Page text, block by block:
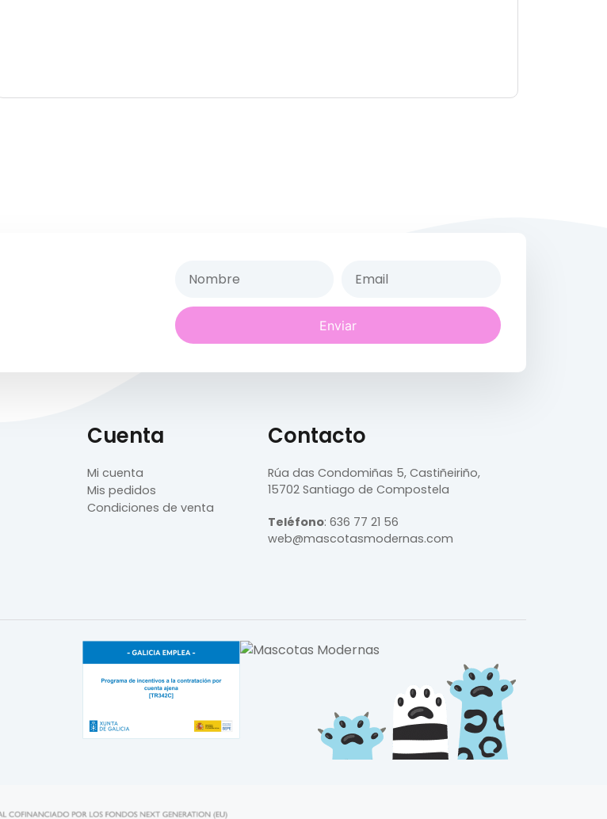
Enviar
Cuenta
Mi cuenta
Mis pedidos
Condiciones de venta
Contacto
Rúa das Condomiñas 5, Castiñeiriño,
15702 Santiago de Compostela
Teléfono: 636 77 21 56
web@mascotasmodernas.com